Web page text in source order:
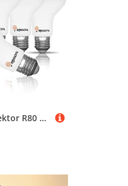
BHMAOYN LED-Reflektor R80 E27 12W Kaltweiß 6000K,1100LM mit 110° Abstrahlwinkel,Ersatz Halogenstrahler E27 100W,AC 230V,R80 LED Reflektorlampen für Deckenstrahler,Nicht Dimmbar,6er-Set